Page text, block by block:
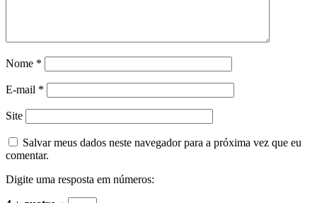
Nome *
E-mail *
Site
Salvar meus dados neste navegador para a próxima vez que eu
comentar.
Digite uma resposta em números: